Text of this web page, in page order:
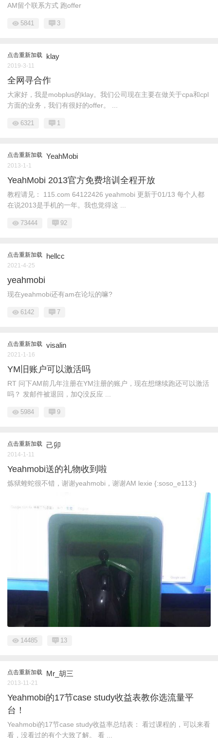
AM留个联系方式 跑offer
5841 3
点击重新加载 klay
2019-3-11
全网寻合作
大家好，我是mobplus的klay。我们公司现在主要在做关于cpa和cpl
方面的业务，我们有很好的offer。 ...
6321 1
点击重新加载 YeahMobi
2013-1-1
YeahMobi 2013官方免费培训全程开放
教程请见： 115.com 64122426 yeahmobi 更新于01/13 每个人都
在说2013是手机的一年。我也觉得这 ...
73444 92
点击重新加载 hellcc
2021-4-25
yeahmobi
现在yeahmobi还有am在论坛的嘛?
6142 7
点击重新加载 visalin
2021-1-16
YM旧账户可以激活吗
RT 问下AM前几年注册在YM注册的账户，现在想继续跑还可以激活
吗？ 发邮件被退回，加Q没反应 ...
5984 9
点击重新加载 己卯
2014-1-11
Yeahmobi送的礼物收到啦
炼狱蝰蛇很不错，谢谢yeahmobi，谢谢AM lexie {:soso_e113:}
14485 13
点击重新加载 Mr_胡三
2013-11-21
Yeahmobi的17节case study收益表教你选流量平
台！
Yeahmobi的17节case study收益率总结表： 看过课程的，可以来看
看，没看过的有个大致了解。 看 ...